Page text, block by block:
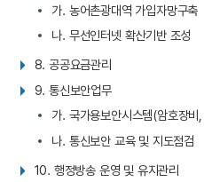
가. 농어촌광대역 가입자망구축
나. 무선인터넷 확산기반 조성
8. 공공요금관리
9. 통신보안업무
가. 국가용보안시스템(암호장비
나. 통신보안 교육 및 지도점검
10. 행정방송 운영 및 유지관리